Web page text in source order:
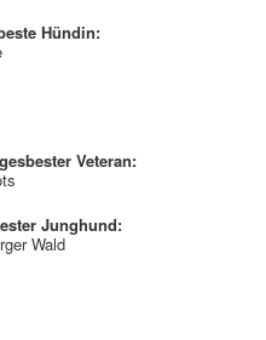
Hündin:
Veteran:
Junghund:
Wald